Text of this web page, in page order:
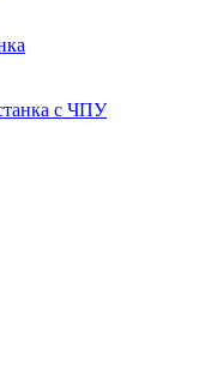
с ЧПУ